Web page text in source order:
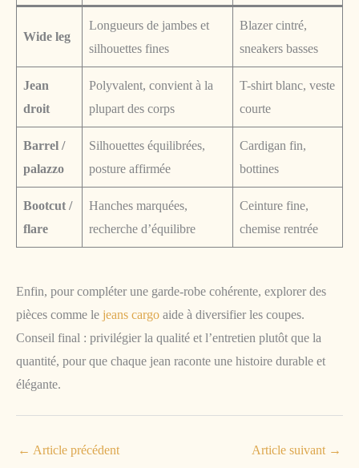
Wide leg
Longueurs de jambes et
silhouettes fines
Blazer cintré,
sneakers basses
Jean
droit
Polyvalent, convient à la
plupart des corps
T-shirt blanc, veste
courte
Barrel /
palazzo
Silhouettes équilibrées,
posture affirmée
Cardigan fin,
bottines
Bootcut /
flare
Hanches marquées,
recherche d’équilibre
Ceinture fine,
chemise rentrée
Enfin, pour compléter une garde-robe cohérente, explorer des
pièces comme le jeans cargo aide à diversifier les coupes.
Conseil final : privilégier la qualité et l’entretien plutôt que la
quantité, pour que chaque jean raconte une histoire durable et
élégante.
← Article précédent Article suivant →